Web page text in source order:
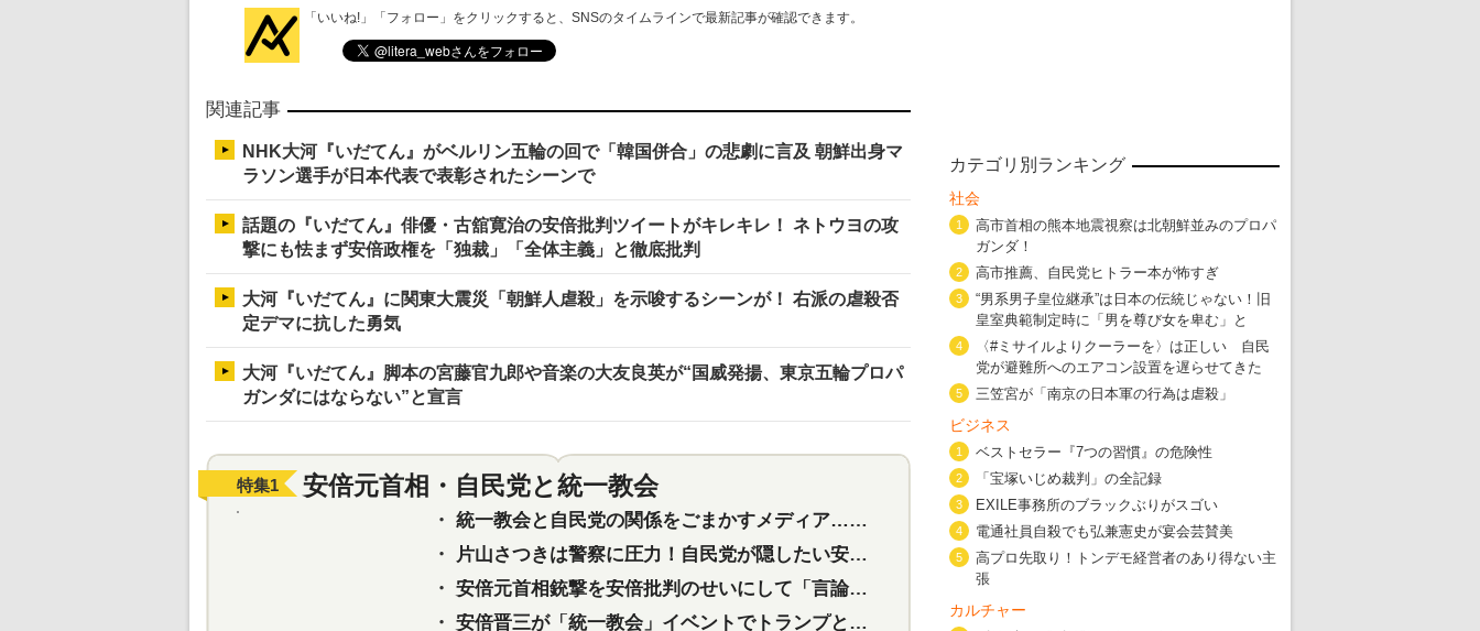
「いいね!」「フォロー」をクリックすると、SNSのタイムラインで最新記事が確認できます。
関連記事
NHK大河『いだてん』がベルリン五輪の回で「韓国併合」の悲劇に言及 朝鮮出身マ
ラソン選手が日本代表で表彰されたシーンで
話題の『いだてん』俳優・古舘寛治の安倍批判ツイートがキレキレ！ ネトウヨの攻
撃にも怯まず安倍政権を「独裁」「全体主義」と徹底批判
大河『いだてん』に関東大震災「朝鮮人虐殺」を示唆するシーンが！ 右派の虐殺否
定デマに抗した勇気
大河『いだてん』脚本の宮藤官九郎や音楽の大友良英が“国威発揚、東京五輪プロパ
ガンダにはならない”と宣言
特集1 安倍元首相・自民党と統一教会
・ 統一教会と自民党の関係をごまかすメディア…民放は有田芳生に発言自粛を要求
・
片山さつきは警察に圧力！自民党が隠したい安倍元首相と統一教会の深い関係
・ 安倍元首相銃撃を安倍批判のせいにして「言論封殺」に利用する自民党応援団
・ 安倍晋三が「統一教会」イベントでトランプと演説！同性婚や夫婦別姓を攻撃
特集2 東京五輪強行開催特別企画 大ウソだら
・
五輪入場行進にすぎやまこういちの曲、杉田水脈の
・ 大ウソだらけの東京五輪！ 安倍・菅・森はどんな嘘を
カテゴリ別ランキング
社会
1
高市首相の熊本地震視察は北朝鮮並みのプロパ
ガンダ！
2 高市推薦、自民党ヒトラー本が怖すぎ
3
“男系男子皇位継承”は日本の伝統じゃない！旧
皇室典範制定時に「男を尊び女を卑む」と
4
〈#ミサイルよりクーラーを〉は正しい 自民
党が避難所へのエアコン設置を遅らせてきた
5 三笠宮が「南京の日本軍の行為は虐殺」
ビジネス
1 ベストセラー『7つの習慣』の危険性
2 「宝塚いじめ裁判」の全記録
3 EXILE事務所のブラックぶりがスゴい
4 電通社員自殺でも弘兼憲史が宴会芸賛美
5
高プロ先取り！トンデモ経営者のあり得ない主
張
カルチャー